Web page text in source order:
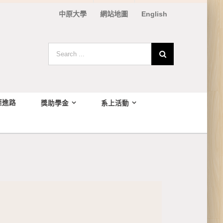
中原大學 網站地圖 English
Search
for:
進路 獎助學金 系上活動